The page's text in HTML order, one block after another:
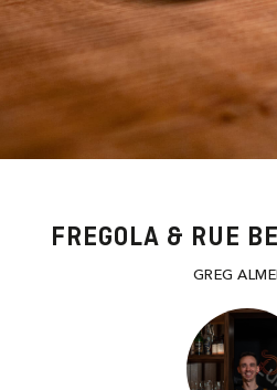
FREGOLA & RUE
GREG